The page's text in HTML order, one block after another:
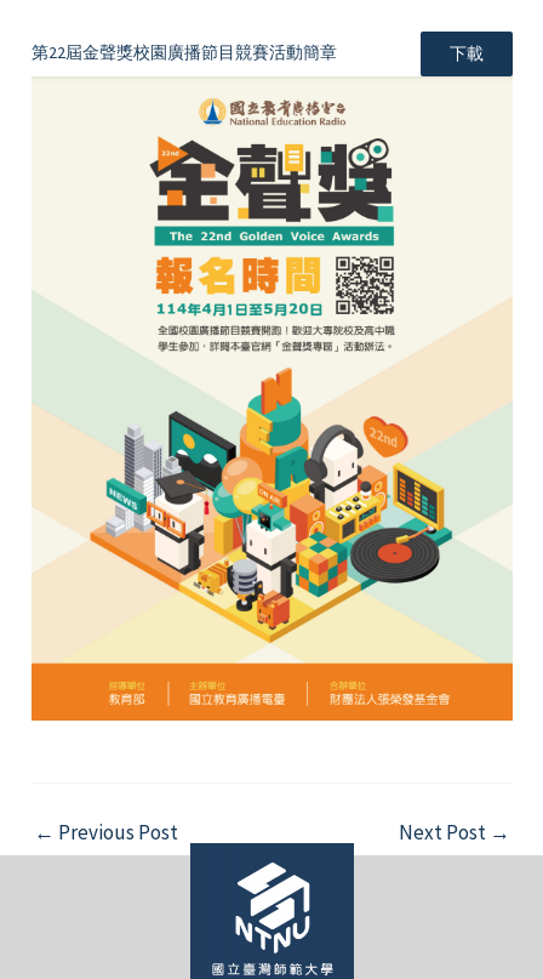
第22屆金聲獎校園廣播節目競賽活動簡章 下載
Post
← Previous Post Next Post →